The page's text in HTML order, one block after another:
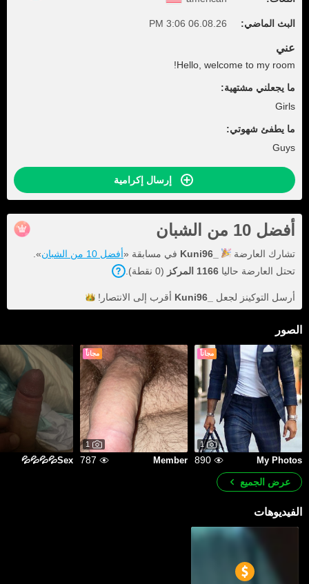
البث الماضي: 06.08.26 3:06 PM
عني
Hello, welcome to my room!
ما يجعلني مشتهية:
Girls
ما يطفئ شهوتي:
Guys
إرسال إكرامية
أفضل 10 من الشبان
تشارك العارضة Kuni96_ في مسابقة «أفضل 10 من الشبان
».
تحتل العارضة حاليا 1166 المركز (0 نقطة).
أرسل التوكينز لجعل Kuni96_ أقرب إلى الانتصار!
الصور
مجاناً
1
My Photos
890
مجاناً
1
Member
787
Sex💦💦💦💦
عرض الجميع
الفيديوهات